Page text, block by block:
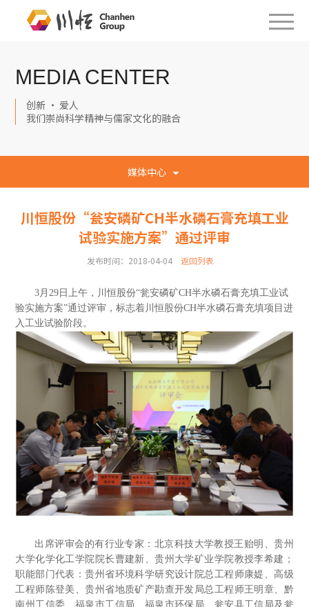
MEDIA CENTER
创新 · 爱人
我们崇尚科学精神与儒家文化的融合
媒体中心
川恒股份“瓮安磷矿CH半水磷石膏充填工业
试验实施方案”通过评审
发布时间：2018-04-04 返回列表
3月29日上午，川恒股份“瓮安磷矿CH半水磷石膏充填工业试
验实施方案”通过评审，标志着川恒股份CH半水磷石膏充填项目进
入工业试验阶段。
出席评审会的有行业专家：北京科技大学教授王贻明、贵州
大学化学化工学院院长曹建新、贵州大学矿业学院教授李希建；
职能部门代表：贵州省环境科学研究设计院总工程师康媞、高级
工程师陈登美、贵州省地质矿产勘查开发局总工程师王明章、黔
南州工信委、福泉市工信局、福泉市环保局、瓮安县工信局及瓮